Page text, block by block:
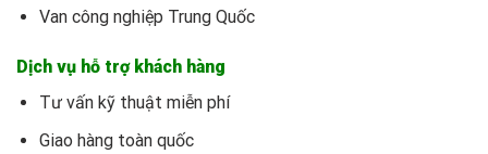
Van công nghiệp Trung Quốc
Dịch vụ hỗ trợ khách hàng
Tư vấn kỹ thuật miễn phí
Giao hàng toàn quốc